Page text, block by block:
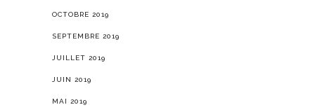
OCTOBRE 2019
SEPTEMBRE 2019
JUILLET 2019
JUIN 2019
MAI 2019